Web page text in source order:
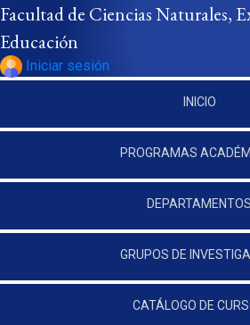
Pasar al contenido principal
Facultad de Ciencias Naturales,
Educación
Iniciar sesión
INICIO
PROGRAMAS
DEPARTAMENTOS
GRUPOS DE
CATÁLOGO DE